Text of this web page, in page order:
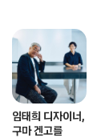
임태희 디자이너,
구마 겐고를